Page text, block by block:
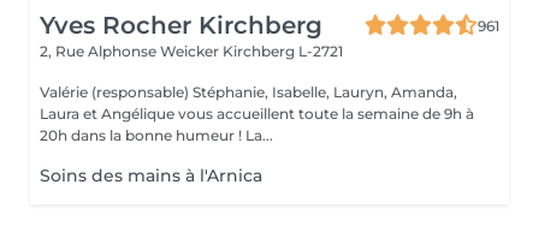
Yves Rocher Kirchberg
961
2, Rue Alphonse Weicker Kirchberg L-2721
Valérie (responsable) Stéphanie, Isabelle, Lauryn, Amanda,
Laura et Angélique vous accueillent toute la semaine de 9h à
20h dans la bonne humeur ! La...
Soins des mains à l'Arnica